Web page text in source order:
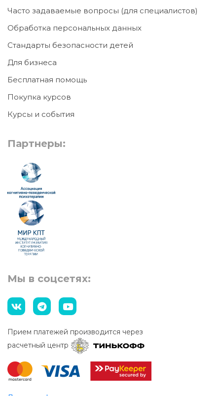
Часто задаваемые вопросы (для специалистов)
Обработка персональных данных
Стандарты безопасности детей
Для бизнеса
Бесплатная помощь
Покупка курсов
Курсы и события
Партнеры:
Мы в соцсетях:
Прием платежей производится через
расчетный центр